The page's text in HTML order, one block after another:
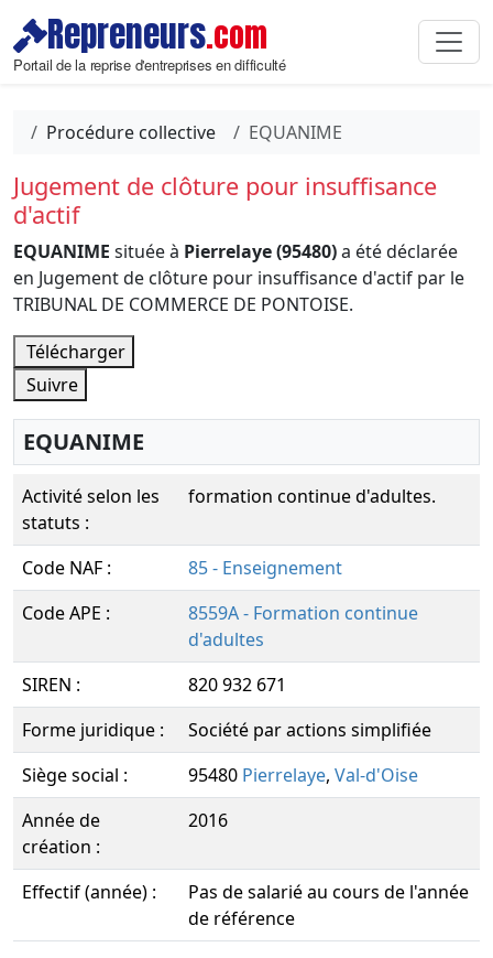
Repreneurs.com
Portail de la reprise d'entreprises en difficulté
Procédure collective EQUANIME
Jugement de clôture pour insuffisance
d'actif
EQUANIME située à Pierrelaye (95480)a été déclarée
en Jugement de clôture pour insuffisance d'actif par le
TRIBUNAL DE COMMERCE DE PONTOISE.
Télécharger
Suivre
EQUANIME
Activité selon les
statuts :
formation continue d'adultes.
Code NAF :
85 - Enseignement
Code APE :
8559A - Formation continue
d'adultes
SIREN :
820 932 671
Forme juridique :
Société par actions simplifiée
Siège social :
95480 Pierrelaye, Val-d'Oise
Année de
création :
2016
Effectif (année) :
Pas de salarié au cours de l'année
de référence